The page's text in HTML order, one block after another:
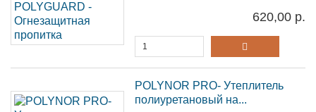
620,00 р.
POLYNOR PRO- Утеплитель
полиуретановый на...